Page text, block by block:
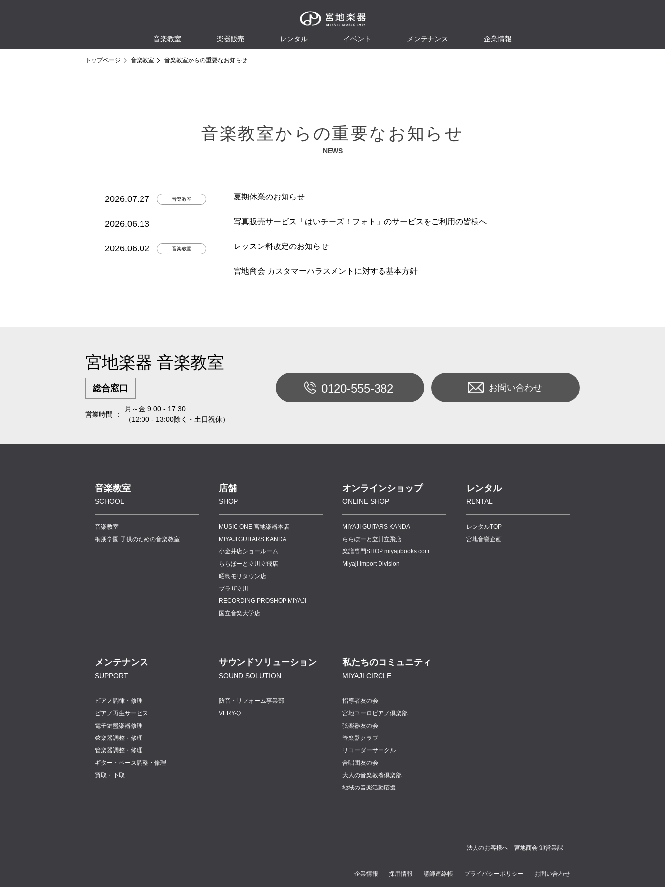
音楽教室 楽器販売 レンタル イベント メンテナンス 企業情報
トップページ 音楽教室 音楽教室からの重要なお知らせ
音楽教室からの重要なお知らせ
NEWS
2026.07.27 音楽教室 夏期休業のお知らせ
2026.06.13 写真販売サービス「はいチーズ！フォト」のサービスをご利用の皆様へ
2026.06.02 音楽教室 レッスン料改定のお知らせ
宮地商会 カスタマーハラスメントに対する基本方針
宮地楽器 音楽教室
総合窓口
営業時間 ：
月～金 9:00 - 17:30
（12:00 - 13:00除く・土日祝休）
0120-555-382 お問い合わせ
音楽教室
SCHOOL
音楽教室
桐朋学園 子供のための音楽教室
店舗
SHOP
MUSIC ONE 宮地楽器本店
MIYAJI GUITARS KANDA
小金井店ショールーム
ららぽーと立川立飛店
昭島モリタウン店
プラザ立川
RECORDING PROSHOP MIYAJI
国立音楽大学店
オンラインショップ
ONLINE SHOP
MIYAJI GUITARS KANDA
ららぽーと立川立飛店
楽譜専門SHOP miyajibooks.com
Miyaji Import Division
レンタル
RENTAL
レンタルTOP
宮地音響企画
メンテナンス
SUPPORT
ピアノ調律・修理
ピアノ再生サービス
電子鍵盤楽器修理
弦楽器調整・修理
管楽器調整・修理
ギター・ベース調整・修理
買取・下取
サウンドソリューション
SOUND SOLUTION
防音・リフォーム事業部
VERY-Q
私たちのコミュニティ
MIYAJI CIRCLE
指導者友の会
宮地ユーロピアノ倶楽部
弦楽器友の会
管楽器クラブ
リコーダーサークル
合唱団友の会
大人の音楽教養倶楽部
地域の音楽活動応援
法人のお客様へ 宮地商会 卸営業課
企業情報 採用情報 講師連絡帳 プライバシーポリシー お問い合わせ